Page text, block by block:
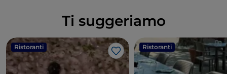
Ti suggeriamo
Ristoranti
Like
Ristoranti